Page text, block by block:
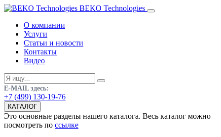
BEKO Technologies
О компании
Услуги
Статьи и новости
Контакты
Видео
E-MAIL здесь:
+7 (499) 130-19-76
КАТАЛОГ
Это основные разделы нашего каталога. Весь каталог можно
посмотреть по ссылке